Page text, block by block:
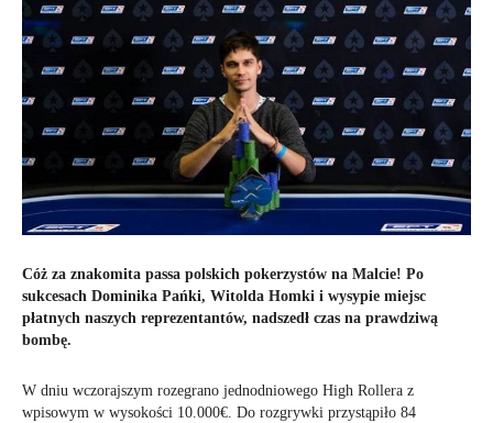
Cóż za znakomita passa polskich pokerzystów na Malcie! Po
sukcesach Dominika Pańki, Witolda Homki i wysypie miejsc
płatnych naszych reprezentantów, nadszedł czas na prawdziwą
bombę.
W dniu wczorajszym rozegrano jednodniowego High Rollera z
wpisowym w wysokości 10.000€. Do rozgrywki przystąpiło 84